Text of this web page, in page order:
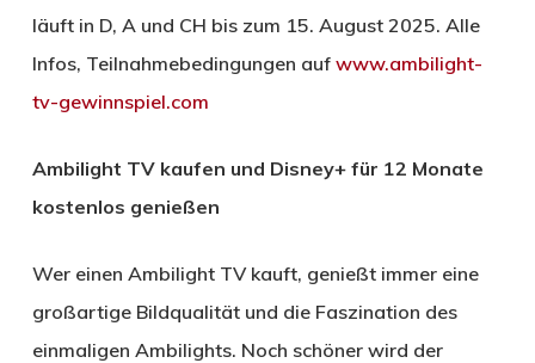
läuft in D, A und CH bis zum 15. August 2025. Alle
Infos, Teilnahmebedingungen auf www.ambilight-
tv-gewinnspiel.com
Ambilight TV kaufen und Disney+ für 12 Monate
kostenlos genießen
Wer einen Ambilight TV kauft, genießt immer eine
großartige Bildqualität und die Faszination des
einmaligen Ambilights. Noch schöner wird der